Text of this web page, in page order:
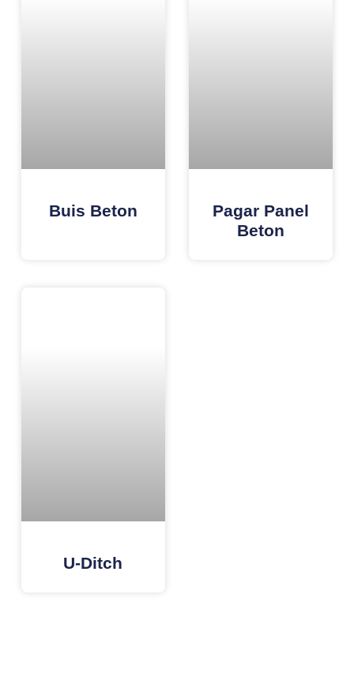
Buis Beton
Pagar Panel
Beton
U-Ditch